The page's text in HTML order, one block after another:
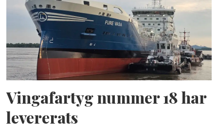
Vingafartyg nummer 18 har
levererats